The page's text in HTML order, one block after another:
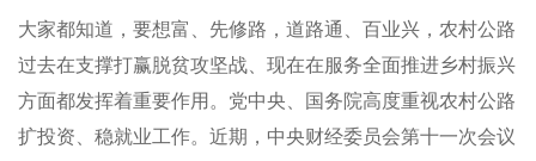
大家都知道，要想富、先修路，道路通、百业兴，农村公路
过去在支撑打赢脱贫攻坚战、现在在服务全面推进乡村振兴
方面都发挥着重要作用。党中央、国务院高度重视农村公路
扩投资、稳就业工作。近期，中央财经委员会第十一次会议